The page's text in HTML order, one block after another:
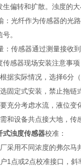
生偏转和扩散。浊度的
：光纤作为传感器的光
。
：传感器通过测量接收
传感器现场安装注意事项
据实际情况，选择6分
固定式安装，禁止拖链
充分考虑水流，液位变
和设备共点接大地，传
式浊度传感器校准：
采用不同浓度的弗尔马
1点或2点校准接口，